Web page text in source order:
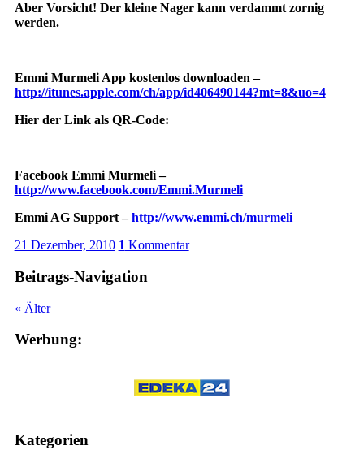
Aber Vorsicht! Der kleine Nager kann verdammt zornig
werden.
Emmi MurmeliApp kostenlos downloaden –
http://itunes.apple.com/ch/app/id406490144?mt=8&uo=4
Hier der Link als QR-Code:
Facebook Emmi Murmeli–
http://www.facebook.com/Emmi.Murmeli
Emmi AG Support–http://www.emmi.ch/murmeli
21 Dezember, 2010 1 Kommentar
Beitrags-Navigation
« Älter
Werbung:
Kategorien